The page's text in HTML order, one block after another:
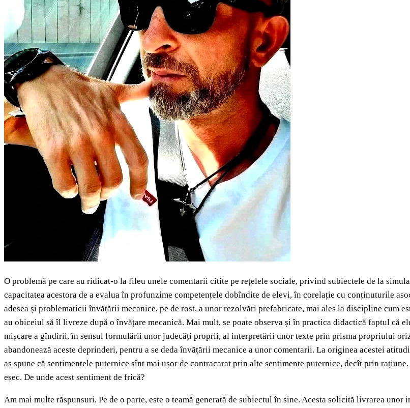
O problemă pe care au ridicat-o la fileu unele comentarii citite pe rețelele sociale, privind subiectele de la
capacitatea acestora de a evalua în profunzime competențele dobîndite de elevi, în corelație cu conținuturile
adesea și problematicii învățării mecanice, pe de rost, a unor rezolvări prefabricate, mai ales la discipline cum
au obiceiul să îl livreze după o învățare mecanică. Mai mult, se poate observa și în practica didactică faptul că
mișcare a gîndirii, în sensul formulării unor judecăți proprii, al interpretării unor texte prin prisma propriului
abandonează aceste deprinderi, pentru a se deda învățării mecanice a unor comentarii. La originea acestei
aș spune că sentimentele puternice sînt mai ușor de contracarat prin alte sentimente puternice, decît prin
eșec. De unde acest sentiment de frică?
Am mai multe răspunsuri. Pe de o parte, este o teamă generată de subiectul în sine. Acesta solicită livrarea